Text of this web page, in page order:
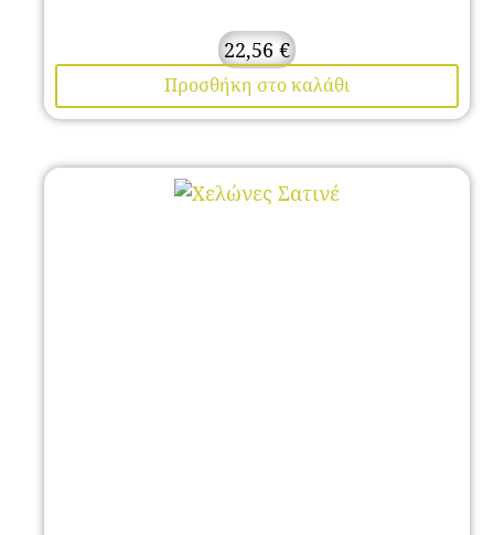
22,56 €
Προσθήκη στο καλάθι